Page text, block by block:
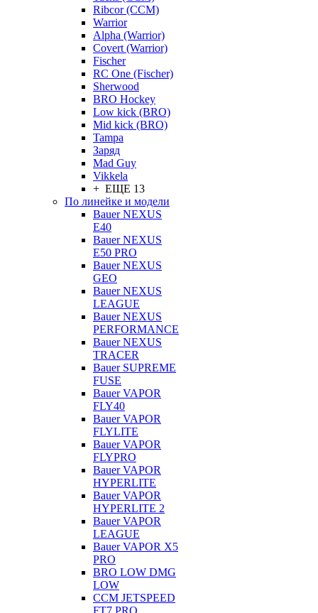
Ribcor (CCM)
Warrior
Alpha (Warrior)
Covert (Warrior)
Fischer
RC One (Fischer)
Sherwood
BRO Hockey
Low kick (BRO)
Mid kick (BRO)
Tampa
Заряд
Mad Guy
Vikkela
+ ЕЩЕ 13
По линейке и модели
Bauer NEXUS
E40
Bauer NEXUS
E50 PRO
Bauer NEXUS
GEO
Bauer NEXUS
LEAGUE
Bauer NEXUS
PERFORMANCE
Bauer NEXUS
TRACER
Bauer SUPREME
FUSE
Bauer VAPOR
FLY40
Bauer VAPOR
FLYLITE
Bauer VAPOR
FLYPRO
Bauer VAPOR
HYPERLITE
Bauer VAPOR
HYPERLITE 2
Bauer VAPOR
LEAGUE
Bauer VAPOR X5
PRO
BRO LOW DMG
LOW
CCM JETSPEED
FT7 PRO